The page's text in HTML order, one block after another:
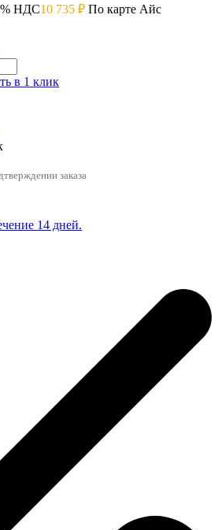
НДС10 735 ₽ По карте Айс
в 1 клик
заказа
14 дней.